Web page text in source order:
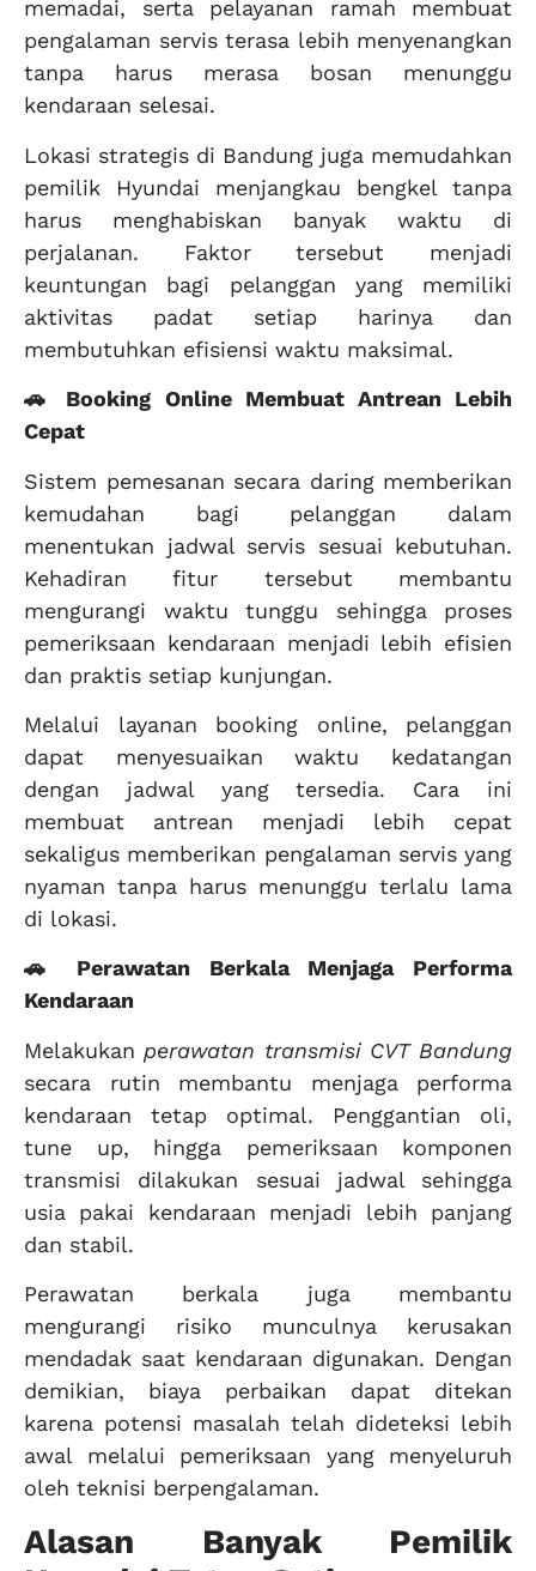
memadai, serta pelayanan ramah membuat
pengalaman servis terasa lebih menyenangkan
tanpa harus merasa bosan menunggu
kendaraan selesai.
Lokasi strategis di Bandung juga memudahkan
pemilik Hyundai menjangkau bengkel tanpa
harus menghabiskan banyak waktu di
perjalanan. Faktor tersebut menjadi
keuntungan bagi pelanggan yang memiliki
aktivitas padat setiap harinya dan
membutuhkan efisiensi waktu maksimal.
🚗 Booking Online Membuat Antrean Lebih
Cepat
Sistem pemesanan secara daring memberikan
kemudahan bagi pelanggan dalam
menentukan jadwal servis sesuai kebutuhan.
Kehadiran fitur tersebut membantu
mengurangi waktu tunggu sehingga proses
pemeriksaan kendaraan menjadi lebih efisien
dan praktis setiap kunjungan.
Melalui layanan booking online, pelanggan
dapat menyesuaikan waktu kedatangan
dengan jadwal yang tersedia. Cara ini
membuat antrean menjadi lebih cepat
sekaligus memberikan pengalaman servis yang
nyaman tanpa harus menunggu terlalu lama
di lokasi.
🚗 Perawatan Berkala Menjaga Performa
Kendaraan
Melakukan perawatan transmisi CVT Bandung
secara rutin membantu menjaga performa
kendaraan tetap optimal. Penggantian oli,
tune up, hingga pemeriksaan komponen
transmisi dilakukan sesuai jadwal sehingga
usia pakai kendaraan menjadi lebih panjang
dan stabil.
Perawatan berkala juga membantu
mengurangi risiko munculnya kerusakan
mendadak saat kendaraan digunakan. Dengan
demikian, biaya perbaikan dapat ditekan
karena potensi masalah telah dideteksi lebih
awal melalui pemeriksaan yang menyeluruh
oleh teknisi berpengalaman.
Alasan Banyak Pemilik